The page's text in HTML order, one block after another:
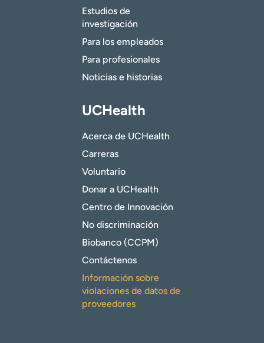
Estudios de
investigación
Para los empleados
Para profesionales
Noticias e historias
UCHealth
Acerca de UCHealth
Carreras
Voluntario
Donar a UCHealth
Centro de Innovación
No discriminación
Biobanco (CCPM)
Contáctenos
Información sobre
violaciones de datos de
proveedores